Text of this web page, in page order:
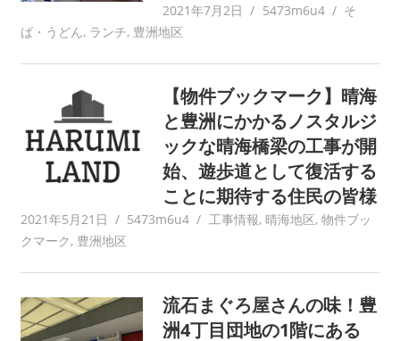
2021年7月2日 5473m6u4
そ
ば・うどん, ランチ, 豊洲地区
【物件ブックマーク】晴海
と豊洲にかかるノスタルジ
ックな晴海橋梁の工事が開
始、遊歩道として復活する
ことに期待する住民の皆様
2021年5月21日 5473m6u4 工事情報, 晴海地区, 物件ブッ
クマーク, 豊洲地区
流石まぐろ屋さんの味！豊
洲4丁目団地の1階にある